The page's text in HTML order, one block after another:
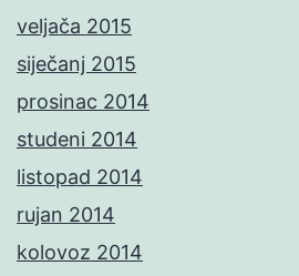
veljača 2015
siječanj 2015
prosinac 2014
studeni 2014
listopad 2014
rujan 2014
kolovoz 2014